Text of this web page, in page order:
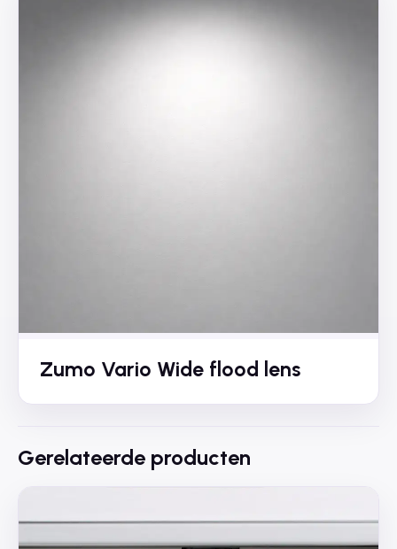
Zumo Vario Wide flood lens
Gerelateerde producten